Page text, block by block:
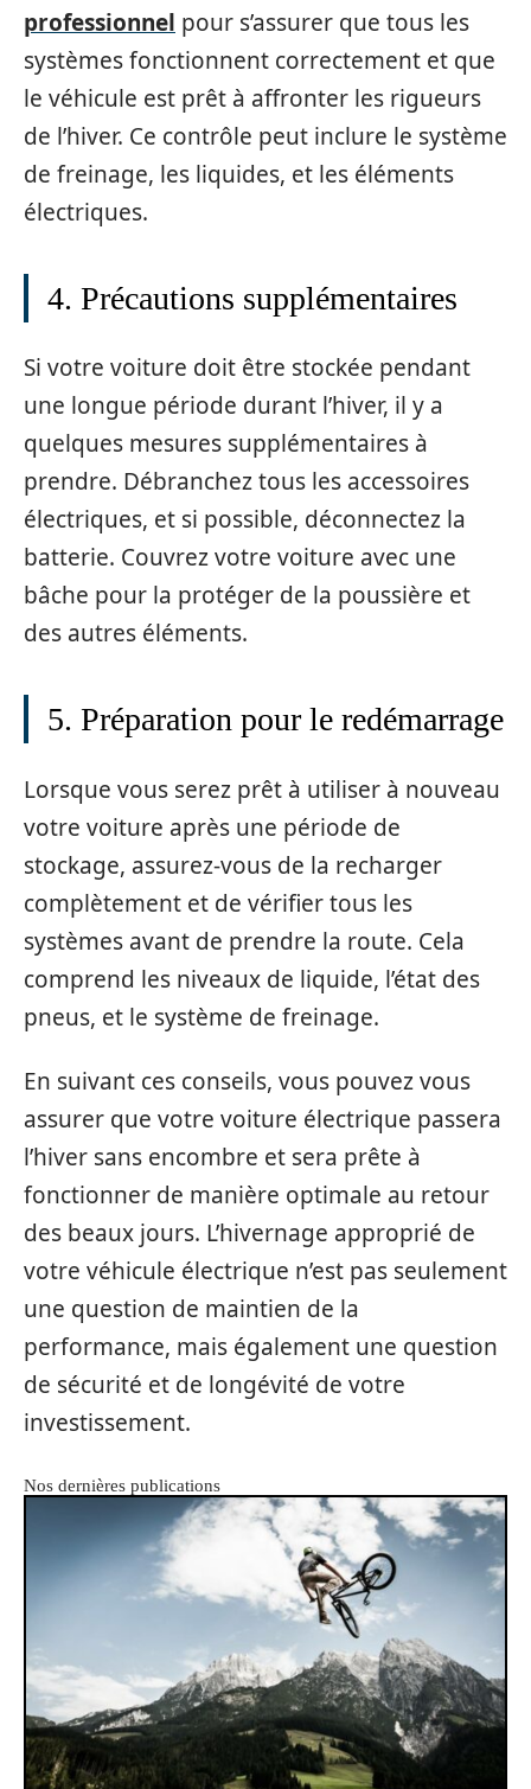
professionnel pour s’assurer que tous les
systèmes fonctionnent correctement et que
le véhicule est prêt à affronter les rigueurs
de l’hiver. Ce contrôle peut inclure le système
de freinage, les liquides, et les éléments
électriques.
4. Précautions supplémentaires
Si votre voiture doit être stockée pendant
une longue période durant l’hiver, il y a
quelques mesures supplémentaires à
prendre. Débranchez tous les accessoires
électriques, et si possible, déconnectez la
batterie. Couvrez votre voiture avec une
bâche pour la protéger de la poussière et
des autres éléments.
5. Préparation pour le redémarrage
Lorsque vous serez prêt à utiliser à nouveau
votre voiture après une période de
stockage, assurez-vous de la recharger
complètement et de vérifier tous les
systèmes avant de prendre la route. Cela
comprend les niveaux de liquide, l’état des
pneus, et le système de freinage.
En suivant ces conseils, vous pouvez vous
assurer que votre voiture électrique passera
l’hiver sans encombre et sera prête à
fonctionner de manière optimale au retour
des beaux jours. L’hivernage approprié de
votre véhicule électrique n’est pas seulement
une question de maintien de la
performance, mais également une question
de sécurité et de longévité de votre
investissement.
Nos dernières publications